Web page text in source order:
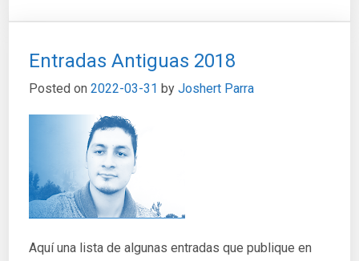
Exclusivos
Entradas Antiguas 2018
Posted on 2022-03-31 by Joshert Parra
Aquí una lista de algunas entradas que publique en